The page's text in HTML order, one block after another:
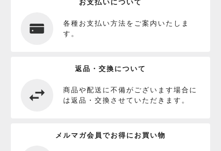
お支払いについて
各種お支払い方法をご案内いたしま
す。
返品・交換について
商品や配送に不備がございます場合に
は返品・交換させていただきます。
メルマガ会員でお得にお買い物